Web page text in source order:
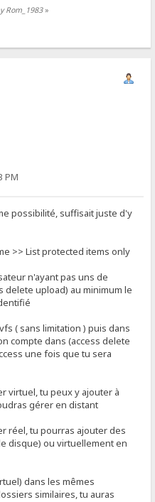
Rom_1983»
PM
possibilité, suffisait juste d'y
>> List protected items only
n'ayant pas uns de
delete upload) au minimum le
( sans limitation ) puis dans
compte dans (access delete
une fois que tu sera
virtuel, tu peux y ajouter à
gérer en distant
réel, tu pourras ajouter des
disque) ou virtuellement en
dans les mêmes
similaires, tu auras